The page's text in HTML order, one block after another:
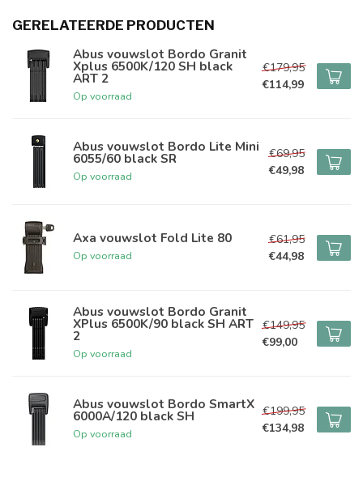
GERELATEERDE PRODUCTEN
Abus vouwslot Bordo Granit
Xplus 6500K/120 SH black
ART 2
Op voorraad
€179,95
€114,99
Abus vouwslot Bordo Lite Mini
6055/60 black SR
Op voorraad
€69,95
€49,98
Axa vouwslot Fold Lite 80
Op voorraad
€61,95
€44,98
Abus vouwslot Bordo Granit
XPlus 6500K/90 black SH ART
2
Op voorraad
€149,95
€99,00
Abus vouwslot Bordo SmartX
6000A/120 black SH
Op voorraad
€199,95
€134,98